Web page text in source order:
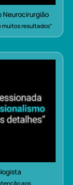
Neurocirurgião
muitos resultados”
aos